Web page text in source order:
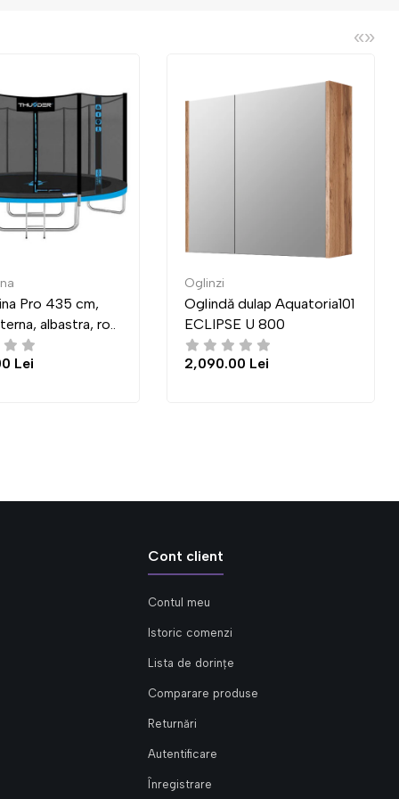
«»
dulap Aquatoria101
U 800
Lei
Mese de reviste
Masa Indart Transformer
03 (83x83 cm)
4,300.00 Lei
Cont client
Contul meu
Istoric comenzi
Lista de dorințe
Comparare produse
Returnări
Autentificare
Înregistrare